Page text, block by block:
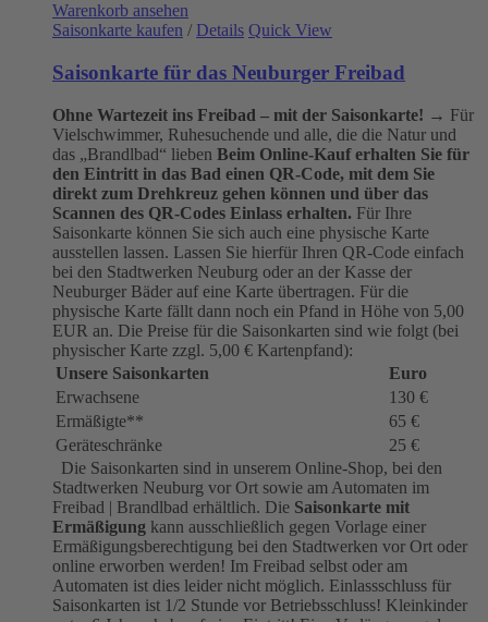
Warenkorb ansehen
Saisonkarte kaufen / Details Quick View
Saisonkarte für das Neuburger Freibad
Ohne Wartezeit ins Freibad – mit der Saisonkarte! → Für
Vielschwimmer, Ruhesuchende und alle, die die Natur und
das „Brandlbad“ lieben Beim Online-Kauf erhalten Sie für
den Eintritt in das Bad einen QR-Code, mit dem Sie
direkt zum Drehkreuz gehen können und über das
Scannen des QR-Codes Einlass erhalten. Für Ihre
Saisonkarte können Sie sich auch eine physische Karte
ausstellen lassen. Lassen Sie hierfür Ihren QR-Code einfach
bei den Stadtwerken Neuburg oder an der Kasse der
Neuburger Bäder auf eine Karte übertragen. Für die
physische Karte fällt dann noch ein Pfand in Höhe von 5,00
EUR an. Die Preise für die Saisonkarten sind wie folgt (bei
physischer Karte zzgl. 5,00 € Kartenpfand):
Unsere Saisonkarten
Euro
Erwachsene
130 €
Ermäßigte**
65 €
Geräteschränke
25 €
Die Saisonkarten sind in unserem Online-Shop, bei den
Stadtwerken Neuburg vor Ort sowie am Automaten im
Freibad | Brandlbad erhältlich. Die Saisonkarte mit
Ermäßigung kann ausschließlich gegen Vorlage einer
Ermäßigungsberechtigung bei den Stadtwerken vor Ort oder
online erworben werden! Im Freibad selbst oder am
Automaten ist dies leider nicht möglich. Einlassschluss für
Saisonkarten ist 1/2 Stunde vor Betriebsschluss! Kleinkinder